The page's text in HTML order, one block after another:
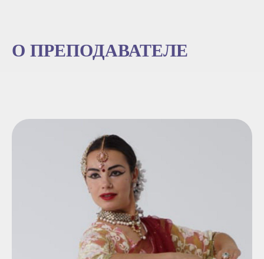
О ПРЕПОДАВАТЕЛЕ